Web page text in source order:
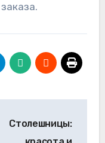
Столешницы: